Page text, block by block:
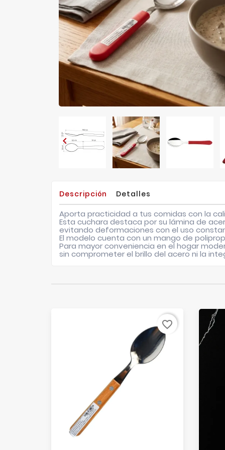

Descripción Detalles
Aporta practicidad a tus comidas con la
Esta cuchara destaca por su lámina de
evitando deformaciones con el uso
El modelo cuenta con un mango de
Para mayor conveniencia en el hogar
sin comprometer el brillo del acero ni la
favorite_border